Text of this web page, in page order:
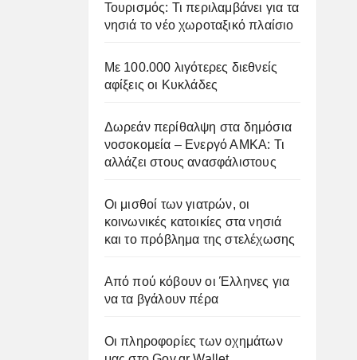
Τουρισμός: Τι περιλαμβάνει για τα
νησιά το νέο χωροταξικό πλαίσιο
Με 100.000 λιγότερες διεθνείς
αφίξεις οι Κυκλάδες
Δωρεάν περίθαλψη στα δημόσια
νοσοκομεία – Ενεργό ΑΜΚΑ: Τι
αλλάζει στους ανασφάλιστους
Οι μισθοί των γιατρών, οι
κοινωνικές κατοικίες στα νησιά
και το πρόβλημα της στελέχωσης
Από πού κόβουν οι Έλληνες για
να τα βγάλουν πέρα
Οι πληροφορίες των οχημάτων